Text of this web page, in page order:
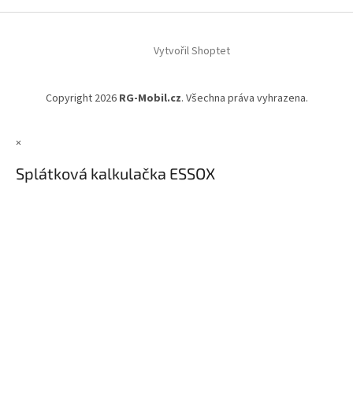
Vytvořil Shoptet
Copyright 2026 RG-Mobil.cz. Všechna práva vyhrazena.
×
Splátková kalkulačka ESSOX